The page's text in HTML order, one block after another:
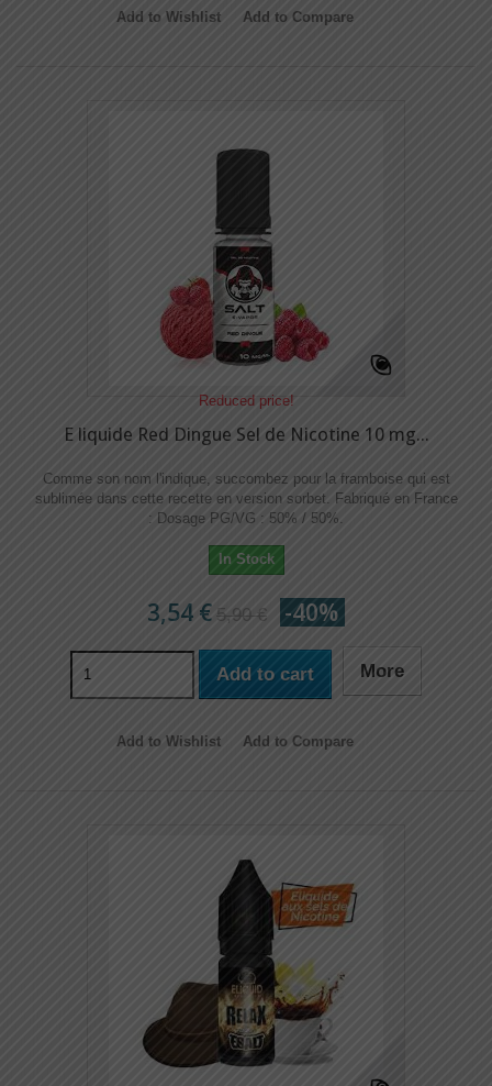
Add to Wishlist Add to Compare
Reduced price!
E liquide Red Dingue Sel de Nicotine 10 mg...
Comme son nom l'indique, succombez pour la framboise qui est
sublimée dans cette recette en version sorbet. Fabriqué en France
: Dosage PG/VG : 50% / 50%.
In Stock
3,54 € 5,90 € -40%
Add to cart More
Add to Wishlist Add to Compare